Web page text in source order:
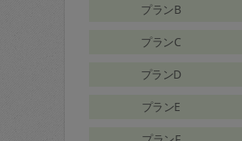
プランB
プランC
プランD
プランE